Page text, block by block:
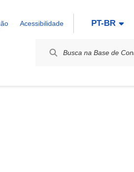
Acessibilidade PT-BR